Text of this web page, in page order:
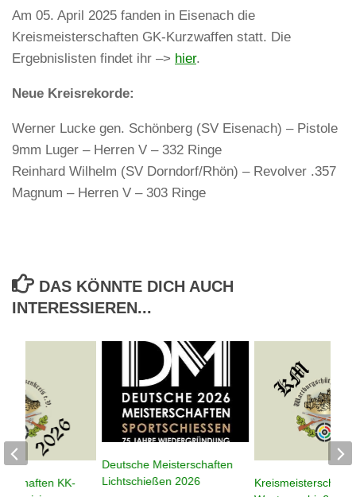
Am 05. April 2025 fanden in Eisenach die
Kreismeisterschaften GK-Kurzwaffen statt. Die
Ergebnislisten findet ihr –> hier.
Neue Kreisrekorde:
Werner Lucke gen. Schönberg (SV Eisenach) – Pistole
9mm Luger – Herren V – 332 Ringe
Reinhard Wilhelm (SV Dorndorf/Rhön) – Revolver .357
Magnum – Herren V – 303 Ringe
DAS KÖNNTE DICH AUCH
INTERESSIEREN...
Deutsche Meisterschaften
Lichtschießen 2026
KK-